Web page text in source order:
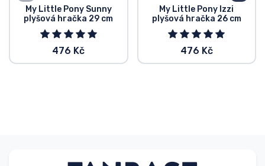
My Little Pony Sunny
plyšová hračka 29 cm
476 Kč
My Little Pony Izzi
plyšová hračka 26 cm
476 Kč